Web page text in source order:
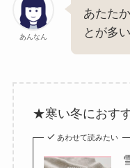
あんなん
あたた
とが多
★寒い冬におす
あわせて読みたい